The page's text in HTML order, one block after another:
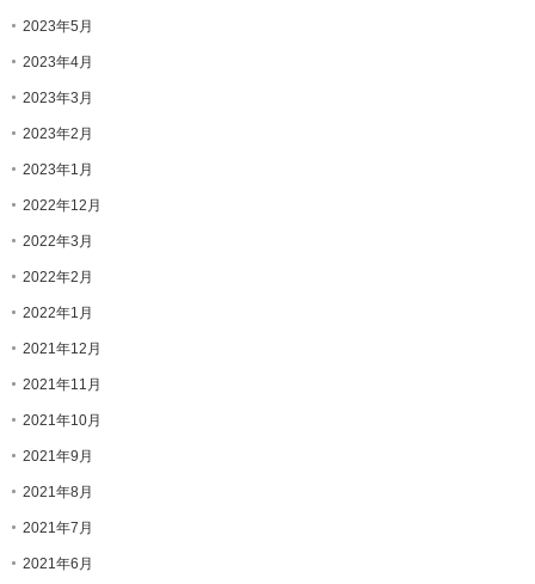
2023年5月
2023年4月
2023年3月
2023年2月
2023年1月
2022年12月
2022年3月
2022年2月
2022年1月
2021年12月
2021年11月
2021年10月
2021年9月
2021年8月
2021年7月
2021年6月